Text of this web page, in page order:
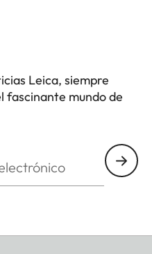
Leica, siempre
fascinante mundo de